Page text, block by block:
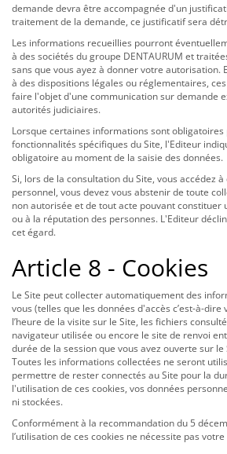
demande devra être accompagnée d'un
traitement de la demande, ce justificatif sera
Les informations recueillies pourront
à des sociétés du groupe DENTAURUM et
sans que vous ayez à donner votre autorisation.
à des dispositions légales ou réglementaires,
faire l'objet d'une communication sur demande
autorités judiciaires.
Lorsque certaines informations sont obligatoires
fonctionnalités spécifiques du Site, l'Editeur
obligatoire au moment de la saisie des données.
Si, lors de la consultation du Site, vous accédez
personnel, vous devez vous abstenir de toute
non autorisée et de tout acte pouvant constituer
ou à la réputation des personnes. L'Editeur
cet égard.
Article 8 - Cookies
Le Site peut collecter automatiquement des
vous (telles que les données d'accès c’est-à-
l’heure de la visite sur le Site, les fichiers
navigateur utilisée ou encore le site de renvoi
durée de la session que vous avez ouverte sur le
Toutes les informations collectées ne seront
permettre de rester connectés au Site pour la
l'utilisation de ces cookies, vos données
ni stockées.
Conformément à la recommandation du 5
l’utilisation de ces cookies ne nécessite pas